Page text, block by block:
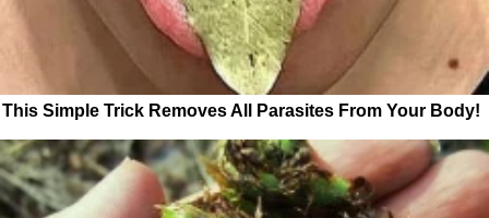
This Simple Trick Removes All Parasites From Your Body!